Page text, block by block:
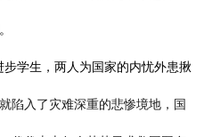
学生，两人为国家的内忧外患揪
陷入了灾难深重的悲惨境地，国